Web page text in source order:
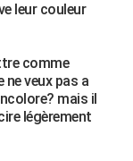
leur couleur
comme
veux pas a
mais il
légèrement